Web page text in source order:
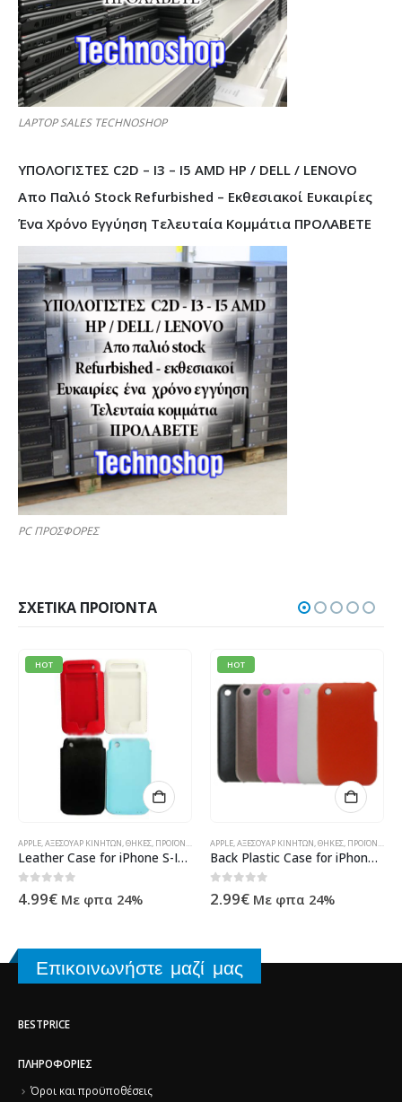
LAPTOP SALES TECHNOSHOP
ΥΠΟΛΟΓΙΣΤΕΣ C2D – I3 – I5 AMD HP / DELL / LENOVO
Απο Παλιό Stock Refurbished – Εκθεσιακοί Ευκαιρίες
Ένα Χρόνο Εγγύηση Τελευταία Κομμάτια ΠΡΟΛΑΒΕΤΕ
PC ΠΡΟΣΦΟΡΕΣ
ΣΧΕΤΙΚΆ ΠΡΟΪΌΝΤΑ
,ΤΗΛΕΦΩΝΊΑ ΚΑΙ ΑΞΕΣΟΥΆΡ
HOT
APPLE,ΑΞΕΣΟΥΆΡ ΚΙΝΗΤΏΝ,ΘΉΚΕΣ, ΠΡΟΪΌΝΤΑ TECHNOSHOP ,ΤΗΛΕΦΩΝΊΑ ΚΑΙ ΑΞΕΣΟΥΆΡ
Leather Case for iPhone S-IP3G-0334 (Black)
0out of 5
4.99€ Με φπα 24%
HOT
APPLE,ΑΞΕΣΟΥΆΡ ΚΙΝΗΤΏΝ,ΘΉΚΕΣ, ΠΡΟΪΌΝΤΑ TECHNOSHOP
Back Plastic Case for iPhone 3G, iPhone 3GS (varius colors)
0out of 5
2.99€ Με φπα 24%
Επικοινωνήστε μαζί μας
BESTPRICE
ΠΛΗΡΟΦΟΡΊΕΣ
Όροι και προϋποθέσεις